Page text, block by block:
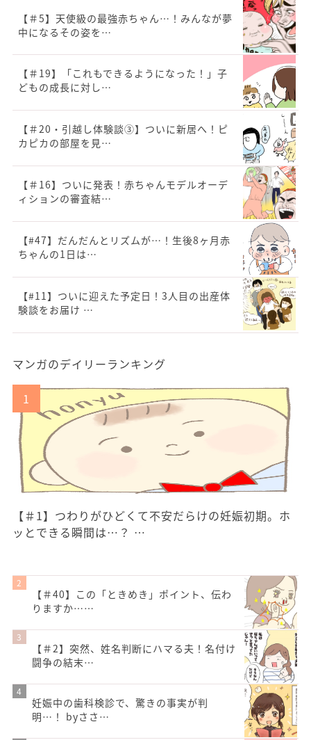
【＃5】天使級の最強赤ちゃん…！みんなが夢
中になるその姿を…
【＃19】「これもできるようになった！」子
どもの成長に対し…
【＃20・引越し体験談③】ついに新居へ！ピ
カピカの部屋を見…
【＃16】ついに発表！赤ちゃんモデルオーデ
ィションの審査結…
【#47】だんだんとリズムが…！生後8ヶ月赤
ちゃんの1日は…
【#11】ついに迎えた予定日！3人目の出産体
験談をお届け …
マンガのデイリーランキング
【＃1】つわりがひどくて不安だらけの妊娠初期。ホ
ッとできる瞬間は…？ …
【＃40】この「ときめき」ポイント、伝わ
りますか……
【＃2】突然、姓名判断にハマる夫！名付け
闘争の結末…
妊娠中の歯科検診で、驚きの事実が判
明…！ byささ…